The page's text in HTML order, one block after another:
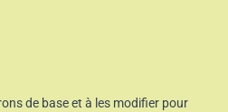
de base et à les modifier pour